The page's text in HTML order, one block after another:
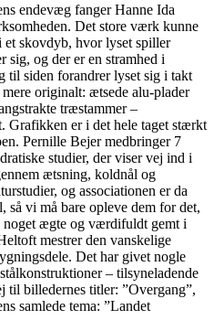
endevæg fanger Hanne Ida
Det store værk kunne
skovdyb, hvor lyset spiller
sig, og der er en stramhed i
til siden forandrer lyset sig i takt
originalt: ætsede alu-plader
træstammer –
Grafikken er i det hele taget stærkt
Pernille Bejer medbringer 7
studier, der viser vej ind i
ætsning, koldnål og
og associationen er da
så vi må bare opleve dem for det,
noget ægte og værdifuldt gemt i
mestrer den vanskelige
Det har givet nogle
– tilsyneladende
til billedernes titler: ”Overgang”,
samlede tema: ”Landet